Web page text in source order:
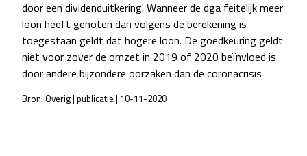
door een dividenduitkering. Wanneer de dga feitelijk meer
loon heeft genoten dan volgens de berekening is
toegestaan geldt dat hogere loon. De goedkeuring geldt
niet voor zover de omzet in 2019 of 2020 beïnvloed is
door andere bijzondere oorzaken dan de coronacrisis
Bron: Overig | publicatie | 10-11-2020